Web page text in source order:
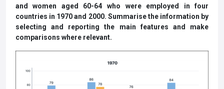
and women aged 60-64 who were employed in four
countries in 1970 and 2000. Summarise the information by
selecting and reporting the main features and make
comparisons where relevant.